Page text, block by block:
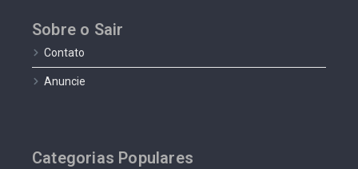
Sobre o Sair
Contato
Anuncie
Categorias Populares